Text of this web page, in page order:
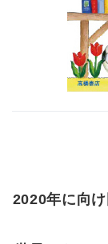
2020年に向